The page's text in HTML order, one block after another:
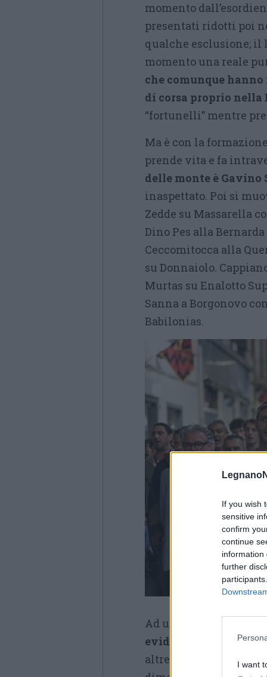
If you wish
sensitive
confirm
continue
information
further
I want
momento
presentati ridotti poi
qualche esclusione; il
momento una reale
che comunque
di corsa proprio nella
“fortunelli” mentre
Ma è con la
prende vita e fa
delle monte è Gavino
inaspettato. Poi si
Zedde su Massarella
Dino Pes alla
Ceccomitocca alla
su Donnaiolo.
Murtas su Enalotto
Sanna a Borgonovo
Babilonias.
Ad un primissimo
evidenzia un
altre apparentemente